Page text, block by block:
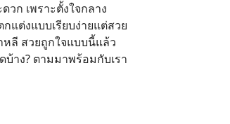
ก เพราะตั้งใจกลาง
ต่งแบบเรียบง่ายแต่สวย
หลี สวยถูกใจแบบนี้แล้ว
าง? ตามมาพร้อมกับเรา